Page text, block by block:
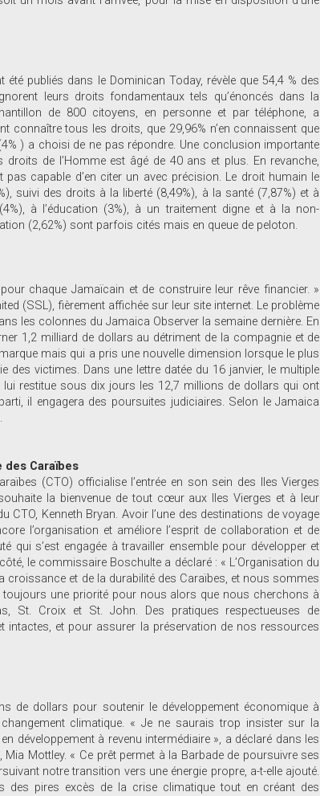
publiés dans le Dominican Today, révèle que 54,4 % des
leurs droits fondamentaux tels qu’énoncés dans la
de 800 citoyens, en personne et par téléphone, a
connaître tous les droits, que 29,96% n’en connaissent que
) a choisi de ne pas répondre. Une conclusion importante
de l’Homme est âgé de 40 ans et plus. En revanche,
capable d’en citer un avec précision. Le droit humain le
suivi des droits à la liberté (8,49%), à la santé (7,87%) et à
à l’éducation (3%), à un traitement digne et à la non-
(2,62%) sont parfois cités mais en queue de peloton.
chaque Jamaïcain et de construire leur rêve financier. »
(SSL), fièrement affichée sur leur site internet. Le problème
les colonnes du Jamaica Observer la semaine dernière. En
1,2 milliard de dollars au détriment de la compagnie et de
mais qui a pris une nouvelle dimension lorsque le plus
victimes. Dans une lettre datée du 16 janvier, le multiple
lui restitue sous dix jours les 12,7 millions de dollars qui ont
il engagera des poursuites judiciaires. Selon le Jamaica
des Caraïbes
(CTO) officialise l’entrée en son sein des Iles Vierges
la bienvenue de tout cœur aux Iles Vierges et à leur
Kenneth Bryan. Avoir l’une des destinations de voyage
l’organisation et améliore l’esprit de collaboration et de
qui s’est engagée à travailler ensemble pour développer et
le commissaire Boschulte a déclaré : « L’Organisation du
et de la durabilité des Caraïbes, et nous sommes
une priorité pour nous alors que nous cherchons à
St. Croix et St. John. Des pratiques respectueuses de
intactes, et pour assurer la préservation de nos ressources
de dollars pour soutenir le développement économique à
climatique. « Je ne saurais trop insister sur la
développement à revenu intermédiaire », a déclaré dans les
Mottley. « Ce prêt permet à la Barbade de poursuivre ses
notre transition vers une énergie propre, a-t-elle ajouté.
des pires excès de la crise climatique tout en créant des